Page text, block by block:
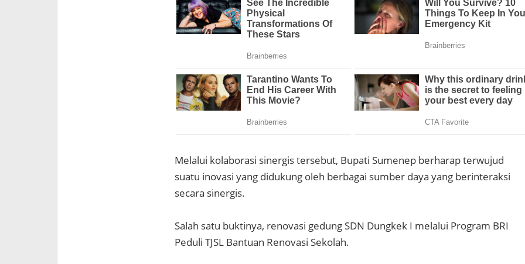
Melalui kolaborasi sinergis tersebut, Bupati Sumenep berharap terwujud
suatu inovasi yang didukung oleh berbagai sumber daya yang berinteraksi
secara sinergis.
Salah satu buktinya, renovasi gedung SDN Dungkek I melalui Program BRI
Peduli TJSL Bantuan Renovasi Sekolah.